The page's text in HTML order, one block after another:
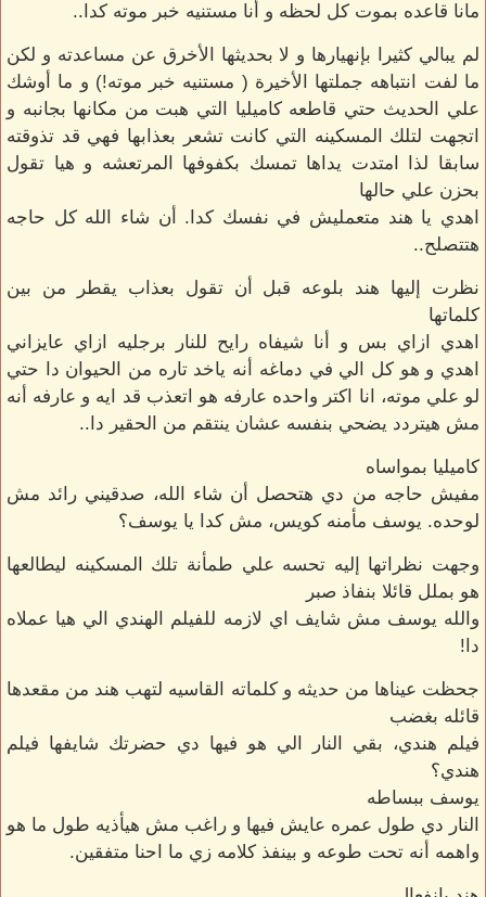
مانا قاعده بموت كل لحظه و أنا مستنيه خبر موته كدا..
لم يبالي كثيرا بإنهيارها و لا بحديثها الأخرق عن مساعدته و لكن
ما لفت انتباهه جملتها الأخيرة ( مستنيه خبر موته!) و ما أوشك
علي الحديث حتي قاطعه كاميليا التي هبت من مكانها بجانبه و
اتجهت لتلك المسكينه التي كانت تشعر بعذابها فهي قد تذوقته
سابقا لذا امتدت يداها تمسك بكفوفها المرتعشه و هيا تقول
بحزن علي حالها
اهدي يا هند متعمليش في نفسك كدا. أن شاء الله كل حاجه
هتتصلح..
نظرت إليها هند بلوعه قبل أن تقول بعذاب يقطر من بين
كلماتها
اهدي ازاي بس و أنا شيفاه رايح للنار برجليه ازاي عايزاني
اهدي و هو كل الي في دماغه أنه ياخد تاره من الحيوان دا حتي
لو علي موته، انا اكتر واحده عارفه هو اتعذب قد ايه و عارفه أنه
مش هيتردد يضحي بنفسه عشان ينتقم من الحقير دا..
كاميليا بمواساه
مفيش حاجه من دي هتحصل أن شاء الله، صدقيني رائد مش
لوحده. يوسف مأمنه كويس، مش كدا يا يوسف؟
وجهت نظراتها إليه تحسه علي طمأنة تلك المسكينه ليطالعها
هو بملل قائلا بنفاذ صبر
والله يوسف مش شايف اي لازمه للفيلم الهندي الي هيا عملاه
دا!
جحظت عيناها من حديثه و كلماته القاسيه لتهب هند من مقعدها
قائله بغضب
فيلم هندي، بقي النار الي هو فيها دي حضرتك شايفها فيلم
هندي؟
يوسف ببساطه
النار دي طول عمره عايش فيها و راغب مش هيأذيه طول ما هو
واهمه أنه تحت طوعه و بينفذ كلامه زي ما احنا متفقين.